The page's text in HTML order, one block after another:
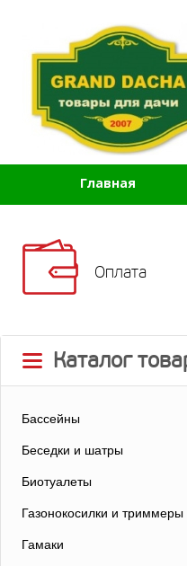
Главная
Оплата
Каталог
Бассейны
Беседки и шатры
Биотуалеты
Газонокосилки и триммеры
Гамаки